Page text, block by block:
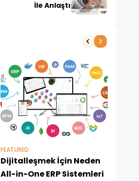
İle Anlaştı
FEATURED
Dijitalleşmek İçin Neden
All-in-One ERP Sistemleri